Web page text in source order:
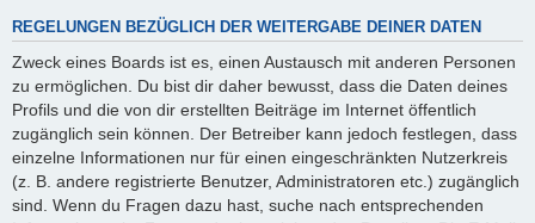
REGELUNGEN BEZÜGLICH DER WEITERGABE DEINER DATEN
Zweck eines Boards ist es, einen Austausch mit anderen Personen
zu ermöglichen. Du bist dir daher bewusst, dass die Daten deines
Profils und die von dir erstellten Beiträge im Internet öffentlich
zugänglich sein können. Der Betreiber kann jedoch festlegen, dass
einzelne Informationen nur für einen eingeschränkten Nutzerkreis
(z. B. andere registrierte Benutzer, Administratoren etc.) zugänglich
sind. Wenn du Fragen dazu hast, suche nach entsprechenden